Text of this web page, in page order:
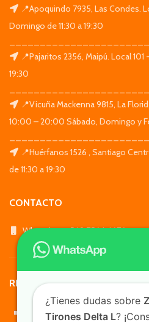
📍Apoquindo 7935, Las Condes.
Domingo de 11:30 a 19:30
📍Pajaritos 2356, Maipú. Local
19:30
📍Vicuña Mackenna 9815, La
10:00 – 20:00 Sábado, Domingo y
📍Huérfanos 1526 , Santiago
de 11:30 a 19:30
CONTACTO
WhatsApp: +569 7564 4676
REDES SOCIALES
¿Tienes dudas sobre
Tirones Delta L?